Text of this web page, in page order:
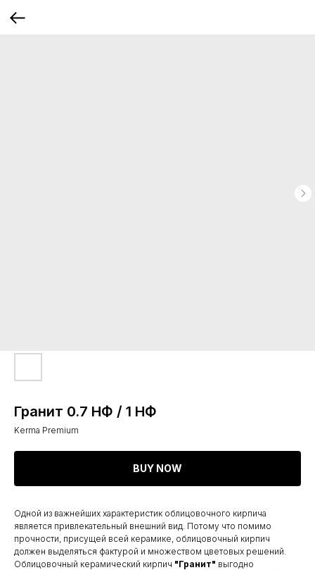
Гранит 0.7 НФ / 1 НФ
Kerma Premium
BUY NOW
Одной из важнейших характеристик облицовочного кирпича
является привлекательный внешний вид. Потому что помимо
прочности, присущей всей керамике, облицовочный кирпич
должен выделяться фактурой и множеством цветовых решений.
Облицовочный керамический кирпич "Гранит" выгодно